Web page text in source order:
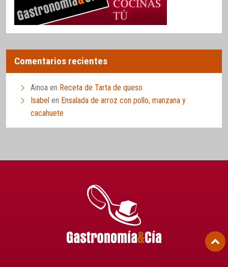
Comentarios recientes
Ainoa en Receta de Tarta de queso
Isabel en Ensalada de arroz con pollo, manzana y
cacahuete